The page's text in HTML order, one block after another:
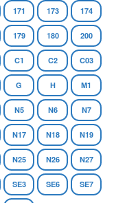
171 173 174
179 180 200
C1 C2 C03
G H M1
N5 N6 N7
N17 N18 N19
N25 N26 N27
SE3 SE6 SE7